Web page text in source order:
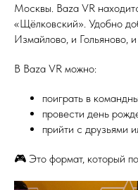
Москвы. Baza VR
«Щёлковский». Удобно
Измайлово, и Гольяново,
В Baza VR можно:
поиграть в
провести день
прийти с друзьями
🎮 Это формат, который